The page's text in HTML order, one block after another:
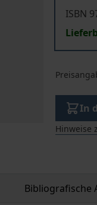
ISBN
In
Hinweise
Bibliografische